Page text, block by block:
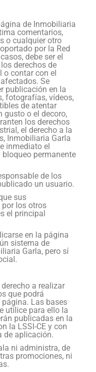
de Inmobiliaria
comentarios,
o cualquier otro
por la Red
debe ser el
derechos de
o contar con el
Se
publicación en la
fotografías, vídeos,
de atentar
gusto o el decoro,
los derechos
el derecho a la
Inmobiliaria Garla
inmediato el
permanente
de los
un usuario.
sus
los otros
el principal
en la página
sistema de
Garla, pero sí
a realizar
que podrá
Las bases
utilice para ello la
publicadas en la
la LSSI-CE y con
de aplicación.
ni administra, de
promociones, ni